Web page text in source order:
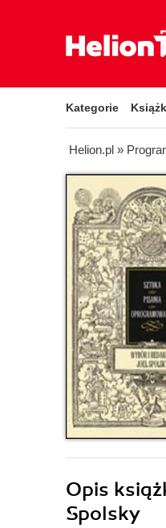
Kategorie
Helion.pl »
Opis
Spolsky